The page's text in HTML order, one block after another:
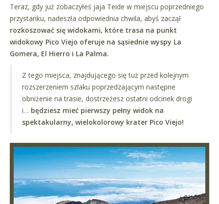
Teraz, gdy już zobaczyłeś jaja Teide w miejscu poprzedniego
przystanku, nadeszła odpowiednia chwila, abyś zaczął
rozkoszować się widokami, które trasa na punkt
widokowy Pico Viejo oferuje na sąsiednie wyspy La
Gomera, El Hierro i La Palma.
Z tego miejsca, znajdującego się tuż przed kolejnym
rozszerzeniem szlaku poprzedzającym następne
obniżenie na trasie, dostrzeżesz ostatni odcinek drogi
i… będziesz mieć pierwszy pełny widok na
spektakularny, wielokolorowy krater Pico Viejo!